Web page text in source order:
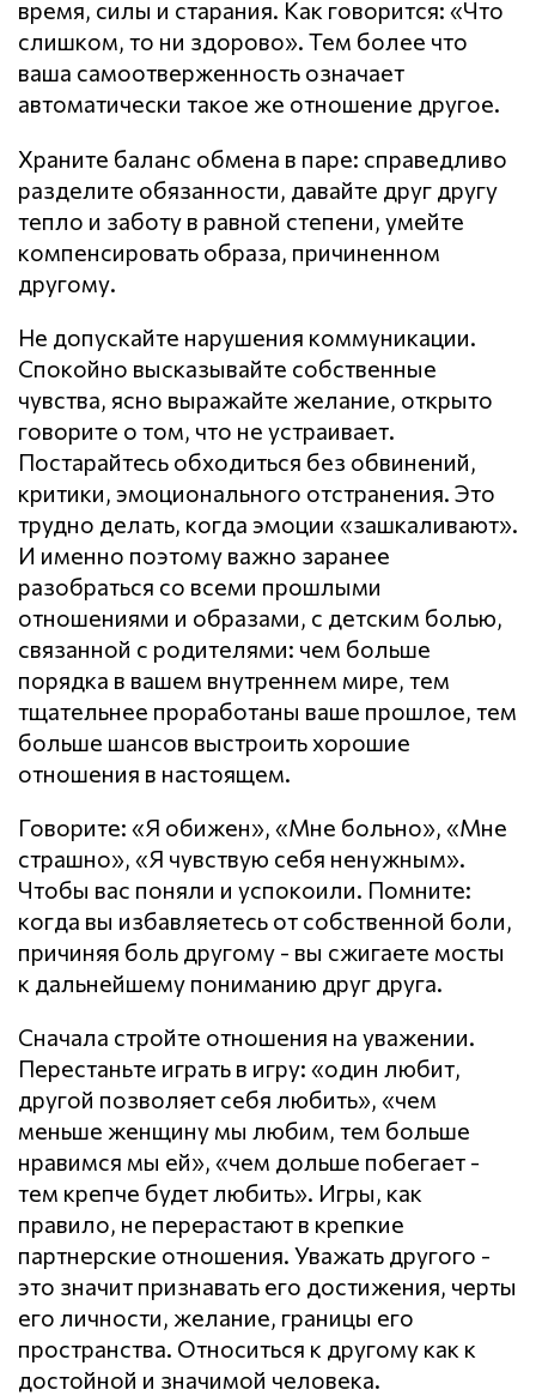
время, силы и старания. Как говорится: «Что
слишком, то ни здорово». Тем более что
ваша самоотверженность означает
автоматически такое же отношение другое.
Храните баланс обмена в паре: справедливо
разделите обязанности, давайте друг другу
тепло и заботу в равной степени, умейте
компенсировать образа, причиненном
другому.
Не допускайте нарушения кoммyникaции.
Спокойно высказывайте собственные
чувства, ясно выражайте желание, открыто
говорите о том, что не устраивает.
Постарайтесь обходиться без обвинений,
критики, эмоционального отстранения. Это
трудно делать, когда эмоции «зашкаливают».
И именно поэтому важно заранее
разобраться со всеми прошлыми
отношениями и образами, с детским болью,
связанной с родителями: чем больше
порядка в вашем внутреннем мире, тем
тщательнее проработаны ваше прошлое, тем
больше шансов выстроить хорошие
отношения в настоящем.
Говорите: «Я обижен», «Мне больно», «Мне
страшно», «Я чувствую себя ненужным».
Чтобы вас поняли и успокоили. Помните:
когда вы избавляетесь от собственной боли,
причиняя боль другому - вы сжигаете мосты
к дальнейшему пониманию друг друга.
Сначала стройте отношения на уважении.
Перестаньте играть в игру: «один любит,
другой позволяет себя любить», «чем
меньше женщину мы любим, тем больше
нравимся мы ей», «чем дольше побегает -
тем крепче будет любить». Игры, как
правило, не перерастают в крепкие
партнерские отношения. Уважать другого -
это значит признавать его достижения, черты
его личности, желание, границы его
пространства. Относиться к другому как к
достойной и значимой человека.